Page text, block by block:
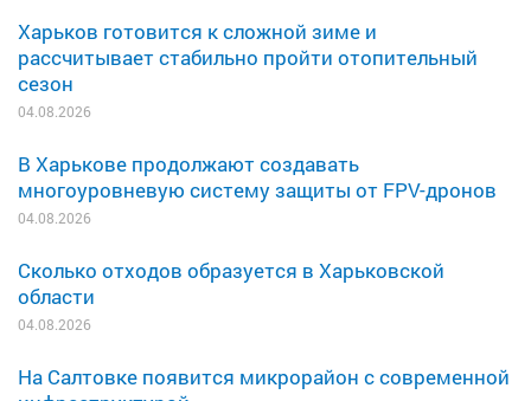
Харьков готовится к сложной зиме и
рассчитывает стабильно пройти отопительный
сезон
04.08.2026
В Харькове продолжают создавать
многоуровневую систему защиты от FPV-дронов
04.08.2026
Сколько отходов образуется в Харьковской
области
04.08.2026
На Салтовке появится микрорайон с современной